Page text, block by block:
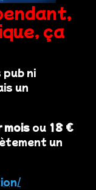
ça
ni
un
mois ou 18 €
un